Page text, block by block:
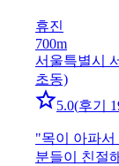
휴진
700m
서울특별시
초동)
5.0(후기
"목이 아파
분들이 친절